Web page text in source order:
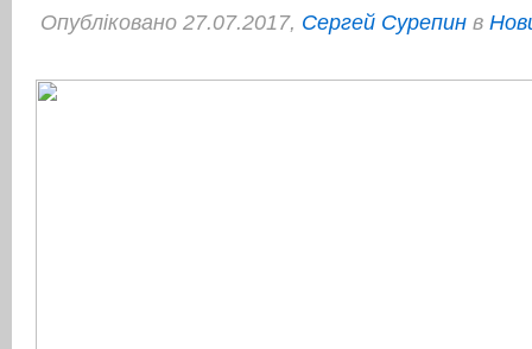
Опубліковано 27.07.2017, Сергей Сурепин в